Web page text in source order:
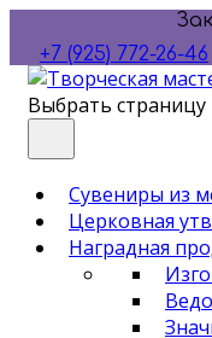
+7 (925) 772-26-46
Выбрать страницу
Сувениры из
Церковная
Наградная